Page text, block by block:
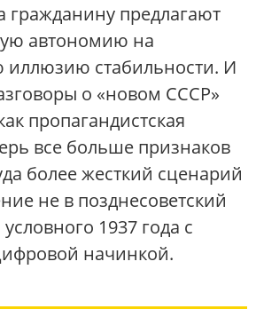
гражданину предлагают
автономию на
иллюзию стабильности. И
о «новом СССР»
пропагандистская
все больше признаков
более жесткий сценарий
не в позднесоветский
1937 года с
начинкой.